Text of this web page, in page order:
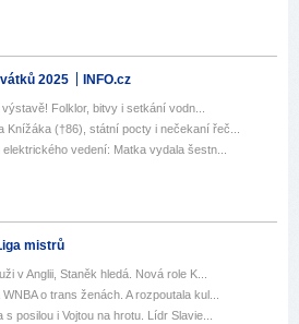
2025 INFO.cz
Folklor, bitvy i setkání vodn...
Knížáka (†86), státní pocty i nečekaní řeč...
vedení: Matka vydala šestn...
mistrů
v Anglii, Staněk hledá. Nová role K...
o trans ženách. A rozpoutala kul...
posilou i Vojtou na hrotu. Lídr Slavie...